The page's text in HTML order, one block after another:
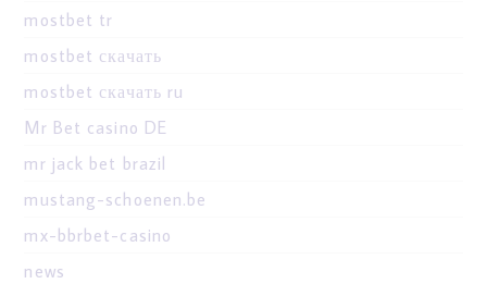
mostbet tr
mostbet скачать
mostbet скачать ru
Mr Bet casino DE
mr jack bet brazil
mustang-schoenen.be
mx-bbrbet-casino
news